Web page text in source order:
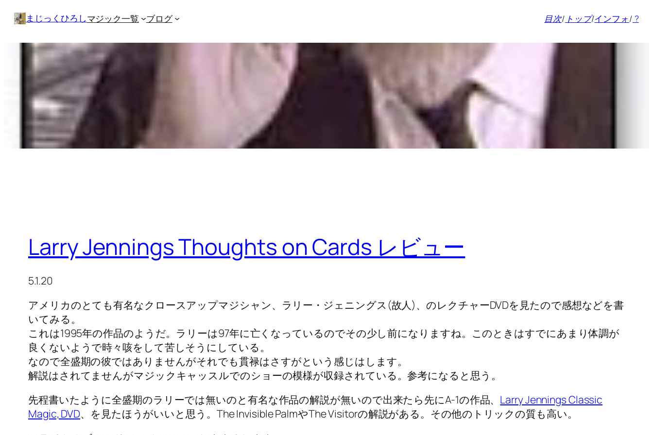
まじっくひろしマジック一覧 ブログ 目次/ トップ/インフォ/ ?
Larry Jennings Thoughts on Cards レビュー
5.1.20
アメリカのとても有名なクロースアップマジシャン、ラリー・ジェニングス(故人)、のレクチャーDVDを見たので感想などを書
いてみる。
これは1995年の作品のようだ。ラリーは97年に亡くなっているのでその少し前になりますね。このときはすでにあまり体調が
良くないようで時々咳をして苦しそうにしている。
なので全盛期の彼ではありませんがそれでも貫禄はさすがという感じはします。
解説はされてませんがマジックキャッスルでのショーの模様が収録されている。参考になると思う。
先程書いたように全盛期のラリーでは無いのと有名な作品の解説が無いので出来たら先にA-1の作品、 Larry Jennings Classic
Magic, DVD、を見たほうがいいと思う。The Invisible PalmやThe Visitorの解説がある。その他のトリックの質も高い。